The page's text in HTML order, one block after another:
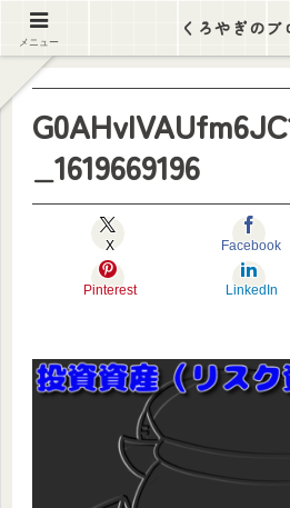
逃げ出そう この労働
_1619669196
X Facebook
Pinterest LinkedIn
メニュー
くろやぎのブ